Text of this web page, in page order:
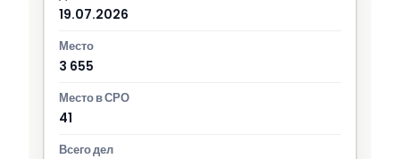
19.07.2026
3 655
41